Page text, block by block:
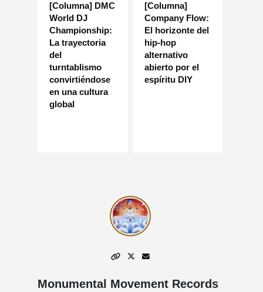
[Columna] DMC
World DJ
Championship:
La trayectoria
del
turntablismo
convirtiéndose
en una cultura
global
[Columna]
Company Flow:
El horizonte del
hip-hop
alternativo
abierto por el
espíritu DIY
Monumental Movement Records